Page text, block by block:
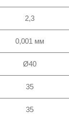
2,3
0,001 мм
Ø40
35
35